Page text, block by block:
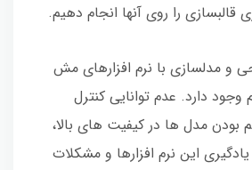
قالبسازی را روی آنها انجام دهیم.
و مدلسازی با نرم افزارهای مش
دارد. عدم توانایی کنترل
مدل ها در کیفیت های بالا،
این نرم افزارها و مشکلات